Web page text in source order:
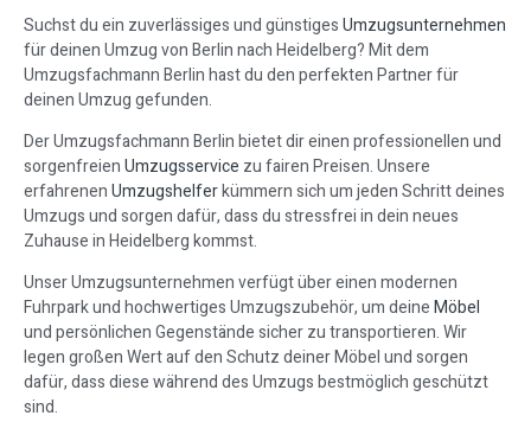
Suchst du ein zuverlässiges und günstigesUmzugsunternehmen
für deinen Umzug von Berlin nach Heidelberg? Mit dem
Umzugsfachmann Berlin hast du den perfekten Partner für
deinen Umzug gefunden.
Der Umzugsfachmann Berlin bietet dir einen professionellen und
sorgenfreienUmzugsservice zu fairen Preisen. Unsere
erfahrenenUmzugshelferkümmern sich um jeden Schritt deines
Umzugs und sorgen dafür, dass du stressfrei in dein neues
Zuhause in Heidelberg kommst.
Unser Umzugsunternehmen verfügt über einen modernen
Fuhrpark und hochwertiges Umzugszubehör, um deineMöbel
und persönlichen Gegenstände sicher zu transportieren. Wir
legen großen Wert auf den Schutz deiner Möbel und sorgen
dafür, dass diese während des Umzugs bestmöglich geschützt
sind.